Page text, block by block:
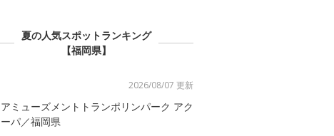
夏の人気スポットランキング
【福岡県】
2026/08/07 更新
アミューズメントトランポリンパーク アク
ーパ／福岡県